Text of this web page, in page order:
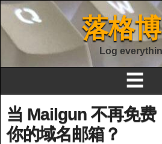
落格
Log
☰
当 Mailgun 不再免费
你的域名邮箱？